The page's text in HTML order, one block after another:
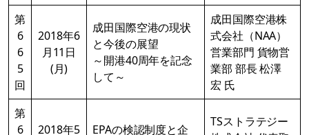
第
6
6
5
回
2018年6
月11日
(月)
成田国際空港の現状
と今後の展望
～開港40周年を記念
して～
成田国際空港株
式会社（NAA）
営業部門 貨物営
業部 部長 松澤
宏 氏
第
6
2018年5 EPAの検認制度と企
TSストラテジー